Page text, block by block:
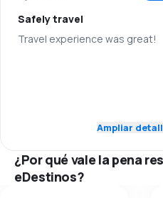
Precio del billete
Safely travel
Travel experience was great!
Precio del billete
Ampliar
¿Por qué vale la pena
eDestinos?